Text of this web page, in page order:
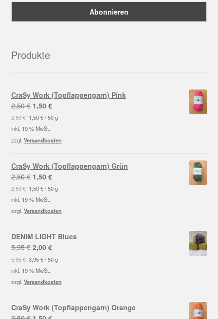
Produkte
CraSy Work (Topflappengarn) Pink
2,50€ Ursprünglicher
Preis
war:
2,50 €
1,50 €Aktueller
Preis
1,50 €.
2,50€ 1,50€/50 g
inkl. 19 % MwSt.
zzgl. Versandkosten
CraSy Work (Topflappengarn) Grün
2,50€ Ursprünglicher
Preis
war:
2,50 €
1,50 €Aktueller
Preis
1,50 €.
2,50€ 1,50€/50 g
inkl. 19 % MwSt.
zzgl. Versandkosten
DENIM LIGHT Blues
5,95€ Ursprünglicher
Preis
war:
5,95 €
2,00 €Aktueller
Preis
2,00 €.
5,95€ 3,95€/50 g
inkl. 19 % MwSt.
zzgl. Versandkosten
CraSy Work (Topflappengarn) Orange